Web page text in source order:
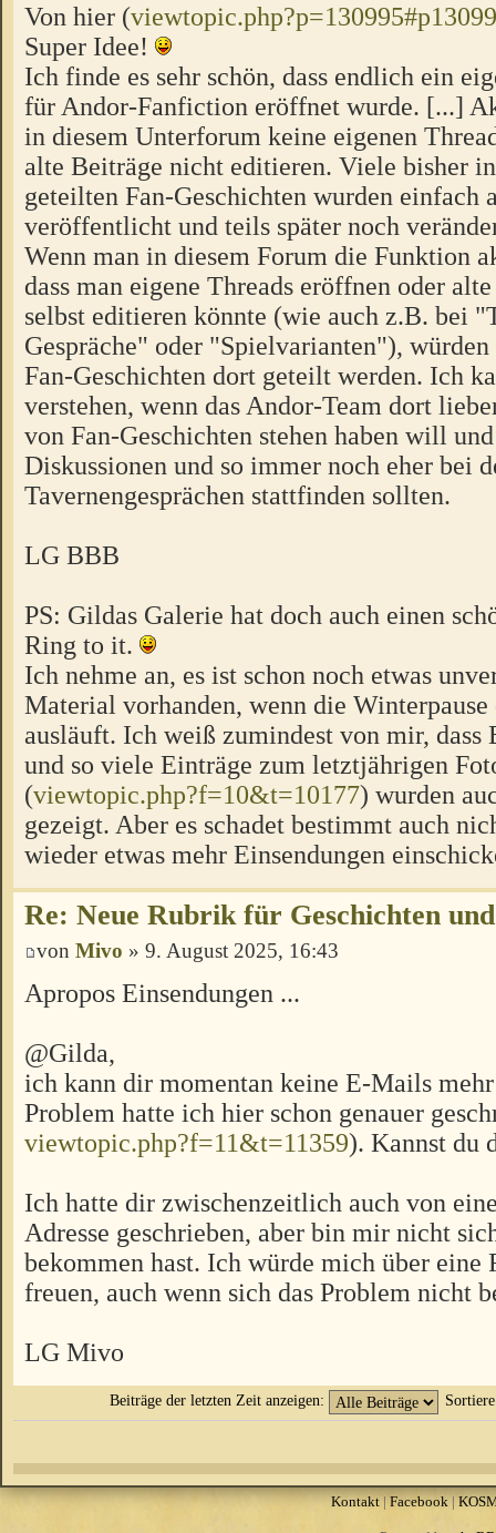
Von hier (
Super Idee!
Ich finde es sehr schön, dass endlich ein
für Andor-Fanfiction eröffnet wurde. [...]
in diesem Unterforum keine eigenen
alte Beiträge nicht editieren. Viele bisher
geteilten Fan-Geschichten wurden einfach
veröffentlicht und teils später noch
Wenn man in diesem Forum die Funktion
dass man eigene Threads eröffnen oder
selbst editieren könnte (wie auch z.B. bei
Gespräche" oder "Spielvarianten"),
Fan-Geschichten dort geteilt werden. Ich
verstehen, wenn das Andor-Team dort
von Fan-Geschichten stehen haben will
Diskussionen und so immer noch eher bei
Tavernengesprächen stattfinden sollten.
LG BBB
PS: Gildas Galerie hat doch auch einen
Ring to it.
Ich nehme an, es ist schon noch etwas
Material vorhanden, wenn die Winterpause
ausläuft. Ich weiß zumindest von mir,
und so viele Einträge zum letztjährigen
(viewtopic.php?f=10&t=10177) wurden
gezeigt. Aber es schadet bestimmt auch
wieder etwas mehr Einsendungen
Re: Neue Rubrik für Geschichten
von Mivo » 9. August 2025, 16:43
Apropos Einsendungen ...
@Gilda,
ich kann dir momentan keine E-Mails
Problem hatte ich hier schon genauer
viewtopic.php?f=11&t=11359). Kannst du
Ich hatte dir zwischenzeitlich auch von
Adresse geschrieben, aber bin mir nicht
bekommen hast. Ich würde mich über eine
freuen, auch wenn sich das Problem nicht
LG Mivo
Beiträge der letzten Zeit anzeigen:
Kontakt|Facebook |